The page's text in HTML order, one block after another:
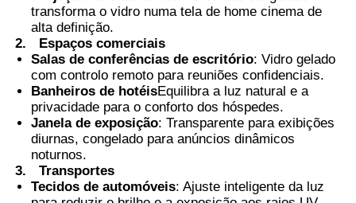
transforma o vidro numa tela de home cinema de
alta definição.
2.
Espaços comerciais
Salas de conferências de escritório: Vidro gelado
com controlo remoto para reuniões confidenciais.
Banheiros de hotéisEquilibra a luz natural e a
privacidade para o conforto dos hóspedes.
Janela de exposição: Transparente para exibições
diurnas, congelado para anúncios dinâmicos
noturnos.
3.
Transportes
Tecidos de automóveis: Ajuste inteligente da luz